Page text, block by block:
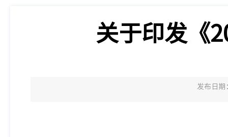
关于印发《
发布日